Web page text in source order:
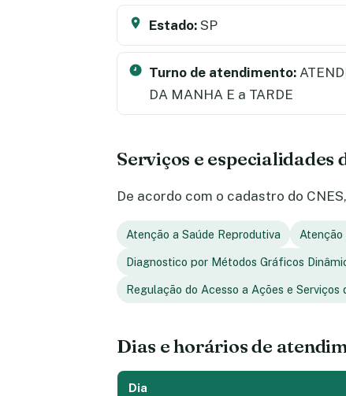
Estado: SP
Turno de atendimento:
DA MANHA E a TARDE
Serviços e especialidades
De acordo com o cadastro do
Atenção a Saúde Reprodutiva Atenção
Diagnostico por Métodos Gráficos
Regulação do Acesso a Ações e Serviços
Dias e horários de
Dia